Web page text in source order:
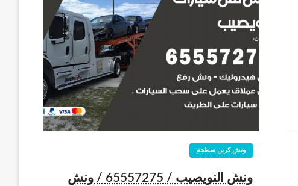
ونش كرين سطحة
ونش النويصيب / 65557275 / ونش